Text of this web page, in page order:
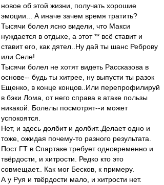
новое об этой жизни, получать хорошие
эмоции... А иначе зачем время тратить?
Тысячи болел ясно видели, что Макси
нуждается в отдыхе, а этот ** всё ставит и
ставит его, как дятел..Ну дай ты шанс Реброву
или Селе!
Тысячи болел не хотят видеть Рассказова в
основе-- будь ты хитрее, ну выпусти ты разок
Ещенко, в конце концов..Или перепрофилируй
в бэки Лома, от него справа в атаке пользы
никакой. Болелы посмотрят--и может
успокоятся.
Нет, и здесь долбит и долбит..Делает одно и
тоже, ожидая почему-то разного результата.
Пост ГТ в Спартаке требует одновременно и
твёрдости, и хитрости. Редко кто это
совмещает.. Как мог Бесков, к примеру.
А у Руя и твёрдости мало, и хитрости нет.